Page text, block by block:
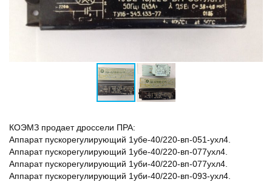
КОЭМЗ продает дроссели ПРА:
Аппарат пускорегулирующий 1убе-40/220-вп-051-ухл4.
Аппарат пускорегулирующий 1убе-40/220-вп-077ухл4.
Аппарат пускорегулирующий 1уби-40/220-вп-077ухл4.
Аппарат пускорегулирующий 1уби-40/220-вп-093-ухл4.